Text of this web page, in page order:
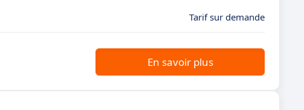
Tarif sur demande
En savoir plus